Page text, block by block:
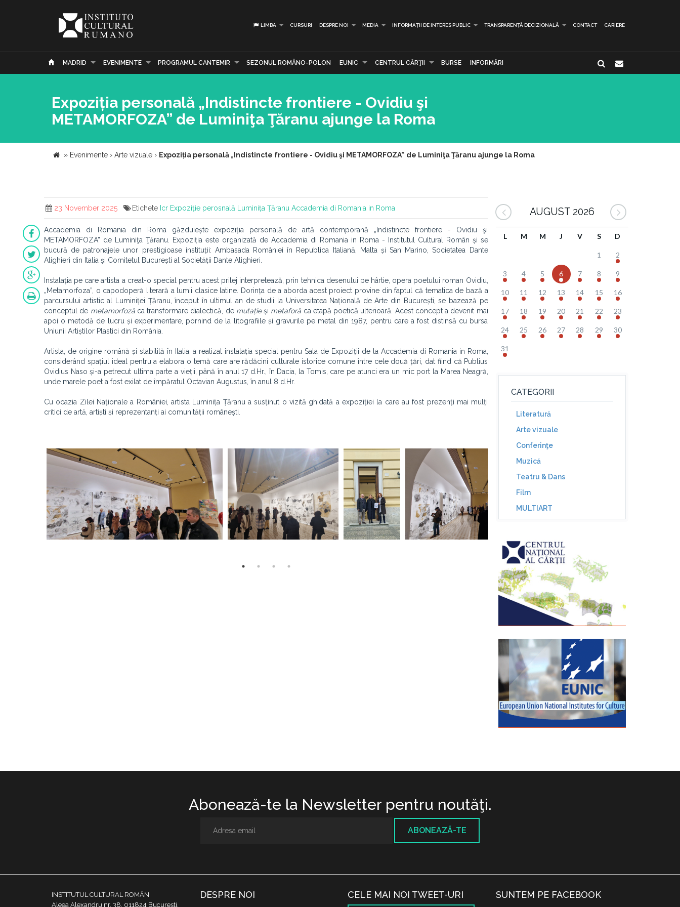
LIMBA CURSURI DESPRE NOI MEDIA INFORMAȚII DE INTERES PUBLIC TRANSPARENȚĂ DECIZIONALĂ CONTACT CARIERE
MADRID EVENIMENTE PROGRAMUL CANTEMIR SEZONUL ROMÂNO-POLON EUNIC CENTRUL CĂRŢII BURSE INFORMĂRI
Expoziția personală „Indistincte frontiere - Ovidiu şi
METAMORFOZA” de Luminiţa Ţăranu ajunge la Roma
» Evenimente › Arte vizuale › Expoziția personală „Indistincte frontiere - Ovidiu şi METAMORFOZA” de Luminiţa Ţăranu ajunge la Roma
23 November 2025 Etichete Icr Expoziție perosnală Luminița Țăranu Accademia di Romania in Roma
Accademia di Romania din Roma găzduiește expoziția personală de artă contemporană „Indistincte frontiere - Ovidiu şi
METAMORFOZA” de Luminiţa Ţăranu. Expoziția este organizată de Accademia di Romania in Roma - Institutul Cultural Român și se
bucură de patronajele unor prestigioase instituții: Ambasada României în Republica Italiană, Malta și San Marino, Societatea Dante
Alighieri din Italia și Comitetul București al Societății Dante Alighieri.
Instalația pe care artista a creat-o special pentru acest prilej interpretează, prin tehnica desenului pe hârtie, opera poetului roman Ovidiu,
„Metamorfoza”, o capodoperă literară a lumii clasice latine. Dorința de a aborda acest proiect provine din faptul că tematica de bază a
parcursului artistic al Luminiței Țăranu, început în ultimul an de studii la Universitatea Națională de Arte din București, se bazează pe
conceptul de metamorfozăca transformare dialectică, de mutațieși metaforă ca etapă poetică ulterioară. Acest concept a devenit mai
apoi o metodă de lucru și experimentare, pornind de la litografiile și gravurile pe metal din 1987, pentru care a fost distinsă cu bursa
Uniunii Artiștilor Plastici din România.
Artista, de origine română și stabilită în Italia, a realizat instalația special pentru Sala de Expoziții de la Accademia di Romania in Roma,
considerând spațiul ideal pentru a elabora o temă care are rădăcini culturale istorice comune între cele două țări, dat fiind că Publius
Ovidius Naso și-a petrecut ultima parte a vieții, până în anul 17 d.Hr., în Dacia, la Tomis, care pe atunci era un mic port la Marea Neagră,
unde marele poet a fost exilat de împăratul Octavian Augustus, în anul 8 d.Hr.
Cu ocazia Zilei Naționale a României, artista Luminița Țăranu a susținut o vizită ghidată a expoziției la care au fost prezenți mai mulți
critici de artă, artiști și reprezentanți ai comunității românești.
AUGUST 2026
L M M J V S D
1 2
3 4 5 6 7 8 9
10 11 12 13 14 15 16
17 18 19 20 21 22 23
24 25 26 27 28 29 30
31
CATEGORII
Literatură
Arte vizuale
Conferinţe
Muzică
Teatru & Dans
Film
MULTIART
Abonează-te la Newsletter pentru noutăţi.
ABONEAZĂ-TE
INSTITUTUL CULTURAL ROMÂN
Aleea Alexandru nr. 38, 011824 București,
DESPRE NOI CELE MAI NOI TWEET-URI SUNTEM PE FACEBOOK